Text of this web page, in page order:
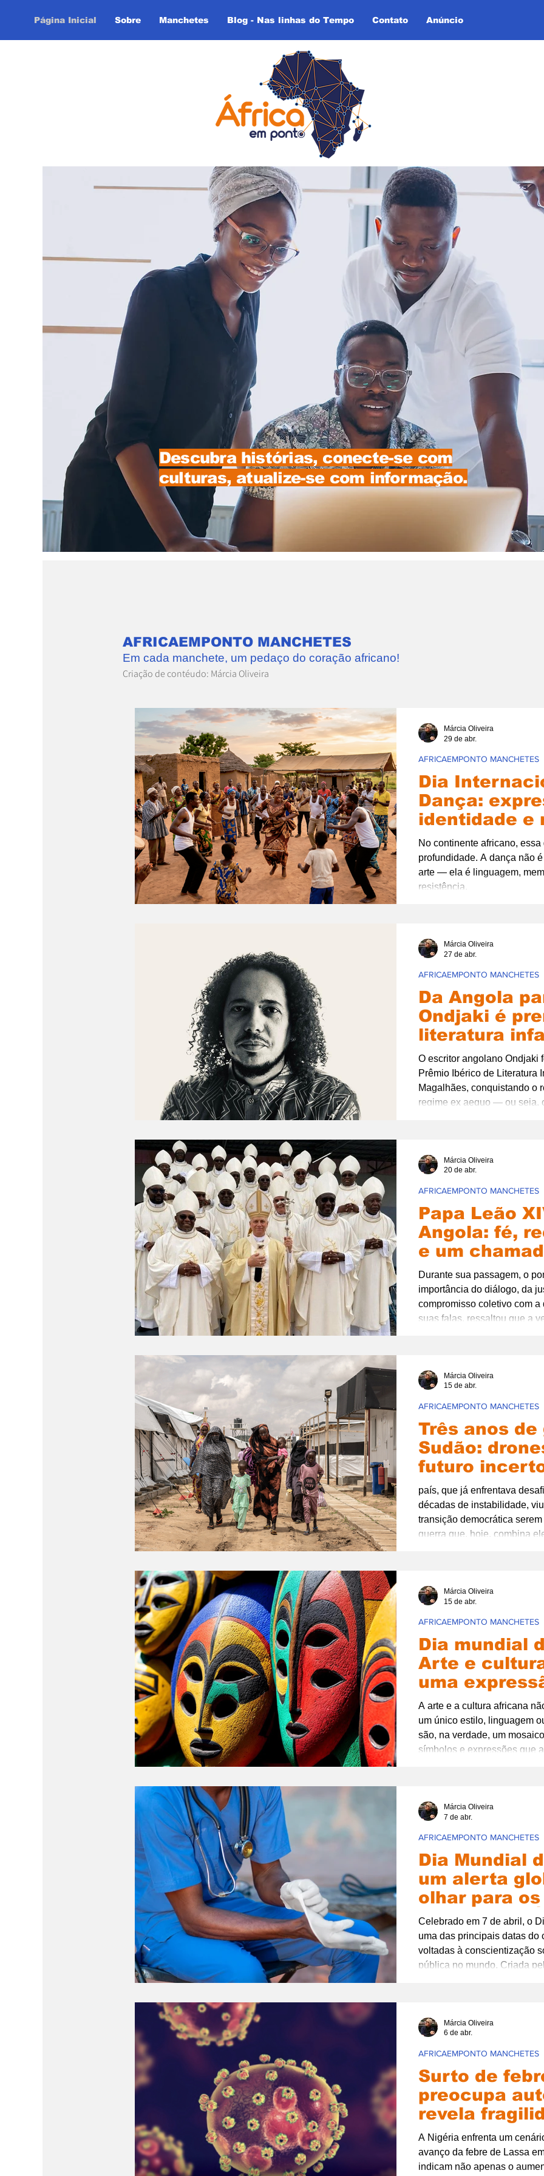
Página Inicial Sobre Manchetes Blog - Nas linhas do Tempo Contato Anúncio
Descubra histórias, conecte-se com
culturas, atualize-se com informação.
AFRICAEMPONTO MANCHETES
Em cada manchete, um pedaço do coração africano!
Criação de contéudo: Márcia Oliveira
Dia
Dança:
identidade e
no
No continente africano,
profundidade. A dança não
arte — ela é linguagem,
resistência.
AFRICAEMPONTO MANCHETES
Márcia Oliveira
29 de abr.
Da Angola
Ondjaki é
literatura
O escritor angolano Ondjaki
Prêmio Ibérico de Literatura
Magalhães, conquistando o
regime ex aequo — ou seja,
como ferramenta de
AFRICAEMPONTO MANCHETES
Márcia Oliveira
27 de abr.
Papa Leão
Angola: fé,
e um
construção
social.
Durante sua passagem, o
importância do diálogo, da
compromisso coletivo com
suas falas, ressaltou que a
AFRICAEMPONTO MANCHETES
Márcia Oliveira
20 de abr.
Três anos
Sudão:
futuro
país, que já enfrentava
décadas de instabilidade,
transição democrática
guerra que, hoje, combina
AFRICAEMPONTO MANCHETES
Márcia Oliveira
15 de abr.
Dia mundial
Arte e
uma
identidade,
resistência.
A arte e a cultura africana
um único estilo, linguagem
são, na verdade, um
símbolos e expressões que
AFRICAEMPONTO MANCHETES
Márcia Oliveira
15 de abr.
Dia Mundial
um alerta
olhar para
avanços na
Celebrado em 7 de abril, o
uma das principais datas do
voltadas à conscientização
pública no mundo. Criada
AFRICAEMPONTO MANCHETES
Márcia Oliveira
7 de abr.
Surto de
preocupa
revela
sistema de
Nigéria
A Nigéria enfrenta um
avanço da febre de Lassa
indicam não apenas o
AFRICAEMPONTO MANCHETES
Márcia Oliveira
6 de abr.